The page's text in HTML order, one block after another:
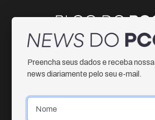
Instagram
Facebook
Preencha seus dados e receba nossa
news diariamente pelo seu e-mail.